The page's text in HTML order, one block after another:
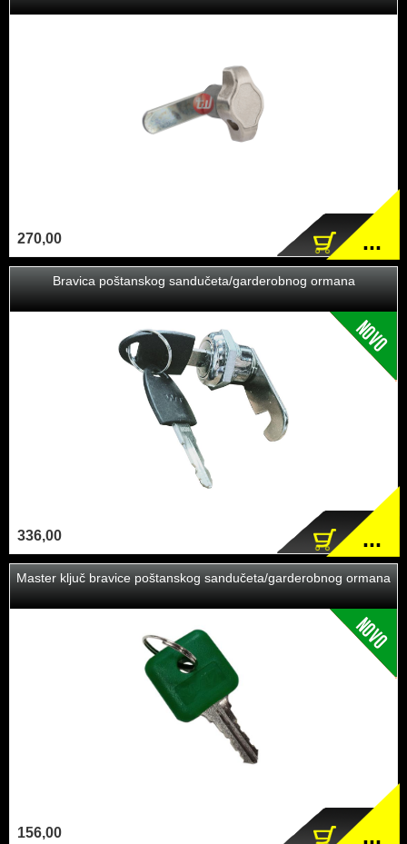
270,00 ...
Bravica poštanskog sandučeta/garderobnog ormana
336,00 ...
Master ključ bravice poštanskog sandučeta/garderobnog ormana
156,00 ...